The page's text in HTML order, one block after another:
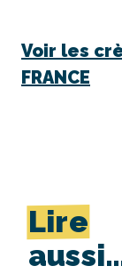
Voir les
FRANCE
Lire